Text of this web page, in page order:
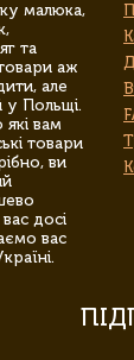
малюка,
та
аж
але
у Польщі.
вам
товари
ви
досі
вас